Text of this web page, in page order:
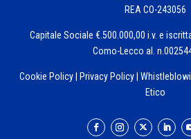
REA CO-243056
Capitale Sociale €.500.000,00 i.v. e
Como-Lecco al.
Cookie Policy| Privacy Policy|
Etico